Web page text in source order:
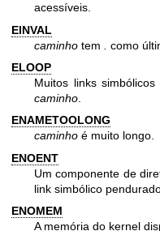
acessíveis.
EINVAL
caminho tem
como
ELOOP
Muitos links
caminho
ENAMETOOLONG
caminho é muito longo.
ENOENT
Um componente de
link simbólico
ENOMEM
A memória do kernel